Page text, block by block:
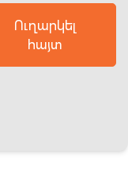
Ուղարկել
հայտ